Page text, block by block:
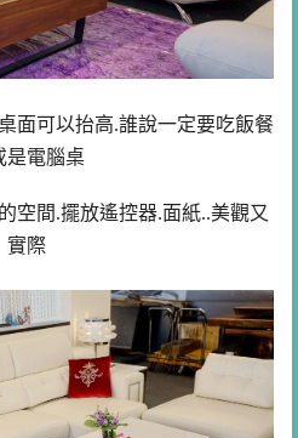
面可以抬高.誰說一定要吃飯餐
是電腦桌
空間.擺放遙控器.面紙..美觀又
實際